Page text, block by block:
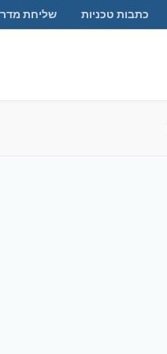
כתבות טכניות שליחת